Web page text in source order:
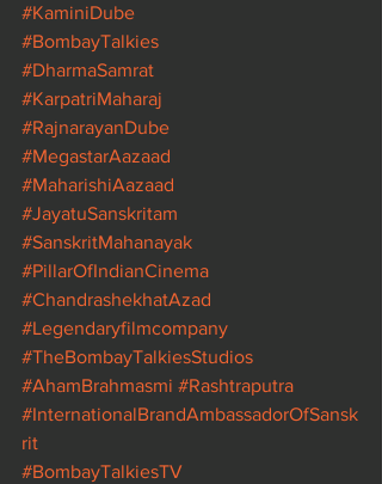
#KaminiDube
#BombayTalkies
#DharmaSamrat
#KarpatriMaharaj
#RajnarayanDube
#MegastarAazaad
#MaharishiAazaad
#JayatuSanskritam
#SanskritMahanayak
#PillarOfIndianCinema
#ChandrashekhatAzad
#Legendaryfilmcompany
#TheBombayTalkiesStudios
#AhamBrahmasmi #Rashtraputra
#InternationalBrandAmbassadorOfSansk
rit
#BombayTalkiesTV